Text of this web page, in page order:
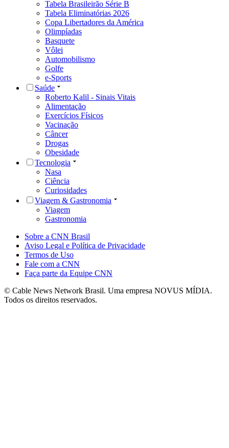
Tabela Brasileirão Série B
Tabela Eliminatórias 2026
Copa Libertadores da América
Olimpíadas
Basquete
Vôlei
Automobilismo
Golfe
e-Sports
Saúde
Roberto Kalil - Sinais Vitais
Alimentação
Exercícios Físicos
Vacinação
Câncer
Drogas
Obesidade
Tecnologia
Nasa
Ciência
Curiosidades
Viagem & Gastronomia
Viagem
Gastronomia
Sobre a CNN Brasil
Aviso Legal e Política de Privacidade
Termos de Uso
Fale com a CNN
Faça parte da Equipe CNN
© Cable News Network Brasil. Uma empresa NOVUS MÍDIA.
Todos os direitos reservados.